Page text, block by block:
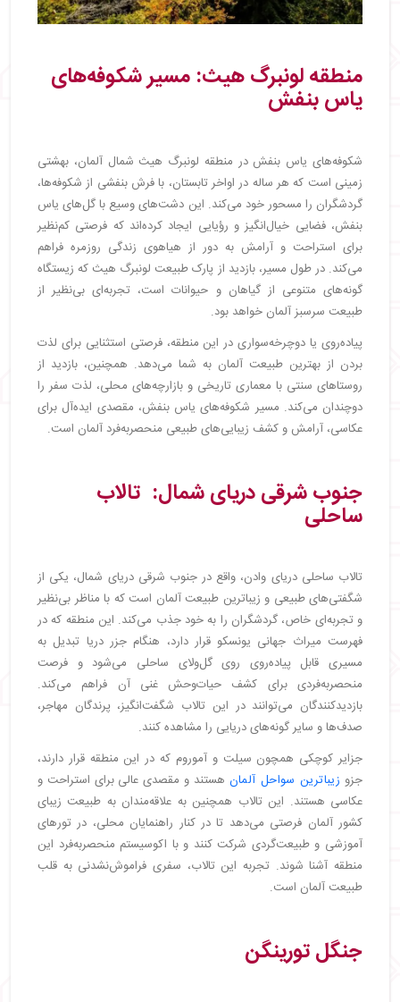
منطقه لونبرگ هیث: مسیر شکوفه‌های
یاس بنفش
شکوفه‌های یاس بنفش در منطقه لونبرگ هیث شمال آلمان، بهشتی
زمینی است که هر ساله در اواخر تابستان، با فرش بنفشی از شکوفه‌ها،
گردشگران را مسحور خود می‌کند. این دشت‌های وسیع با گل‌های یاس
بنفش، فضایی خیال‌انگیز و رؤیایی ایجاد کرده‌اند که فرصتی کم‌نظیر
برای استراحت و آرامش به دور از هیاهوی زندگی روزمره فراهم
می‌کند. در طول مسیر، بازدید از پارک طبیعت لونبرگ هیث که زیستگاه
گونه‌های متنوعی از گیاهان و حیوانات است، تجربه‌ای بی‌نظیر از
طبیعت سرسبز آلمان خواهد بود.
پیاده‌روی یا دوچرخه‌سواری در این منطقه، فرصتی استثنایی برای لذت
بردن از بهترین طبیعت آلمان به شما می‌دهد. همچنین، بازدید از
روستاهای سنتی با معماری تاریخی و بازارچه‌های محلی، لذت سفر را
دوچندان می‌کند. مسیر شکوفه‌های یاس بنفش، مقصدی ایده‌آل برای
عکاسی، آرامش و کشف زیبایی‌های طبیعی منحصربه‌فرد آلمان است.
جنوب شرقی دریای شمال: تالاب
ساحلی
تالاب ساحلی دریای وادن، واقع در جنوب شرقی دریای شمال، یکی از
شگفتی‌های طبیعی و زیباترین طبیعت آلمان است که با مناظر بی‌نظیر
و تجربه‌ای خاص، گردشگران را به خود جذب می‌کند. این منطقه که در
فهرست میراث جهانی یونسکو قرار دارد، هنگام جزر دریا تبدیل به
مسیری قابل پیاده‌روی روی گل‌ولای ساحلی می‌شود و فرصت
منحصربه‌فردی برای کشف حیات‌وحش غنی آن فراهم می‌کند.
بازدیدکنندگان می‌توانند در این تالاب شگفت‌انگیز، پرندگان مهاجر،
صدف‌ها و سایر گونه‌های دریایی را مشاهده کنند.
جزایر کوچکی همچون سیلت و آموروم که در این منطقه قرار دارند،
جزو زیباترین سواحل آلمان هستند و مقصدی عالی برای استراحت و
عکاسی هستند. این تالاب همچنین به علاقه‌مندان به طبیعت زیبای
کشور آلمان فرصتی می‌دهد تا در کنار راهنمایان محلی، در تورهای
آموزشی و طبیعت‌گردی شرکت کنند و با اکوسیستم منحصربه‌فرد این
منطقه آشنا شوند. تجربه این تالاب، سفری فراموش‌نشدنی به قلب
طبیعت آلمان است.
جنگل تورینگن